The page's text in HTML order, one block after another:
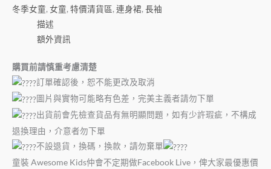
冬季女童, 女童, 特價清貨區, 連身裙, 長袖
描述
額外資訊
購買前請慎重考慮清楚
訂單確認後，恕不能更改及取消
圖片與實物可能略有色差，完美主義者請勿下單
出貨前會先檢查貨品有無明顯問題，如有少許瑕疵，不構成
退換理由，介意者勿下單
不設退貨，換碼，換款，請勿棄單
童裝 Awesome Kids仲會不定期做Facebook Live，俾大家最優惠價